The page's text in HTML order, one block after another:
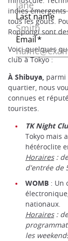
indies
tous les gouts.
Roppongi sont
Voici quelques
club à Tokyo :
À Shibuya, parmi
quartier, nous
connues et
touristes.
TK Night
Tokyo mais
hétéroclite
Horaires:
d'entrée de
WOMB : Un
nationaux.
Horaires:
les